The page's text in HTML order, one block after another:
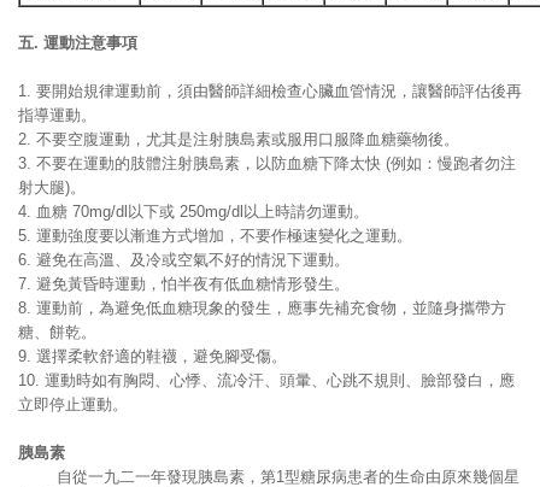
五. 運動注意事項
1. 要開始規律運動前，須由醫師詳細檢查心臟血管情況，讓醫師評估後再
指導運動。
2. 不要空腹運動，尤其是注射胰島素或服用口服降血糖藥物後。
3. 不要在運動的肢體注射胰島素，以防血糖下降太快 (例如：慢跑者勿注
射大腿)。
4. 血糖 70mg/dl以下或 250mg/dl以上時請勿運動。
5. 運動強度要以漸進方式增加，不要作極速變化之運動。
6. 避免在高溫、及冷或空氣不好的情況下運動。
7. 避免黃昏時運動，怕半夜有低血糖情形發生。
8. 運動前，為避免低血糖現象的發生，應事先補充食物，並隨身攜帶方
糖、餅乾。
9. 選擇柔軟舒適的鞋襪，避免腳受傷。
10. 運動時如有胸悶、心悸、流冷汗、頭暈、心跳不規則、臉部發白，應
立即停止運動。
胰島素
自從一九二一年發現胰島素，第1型糖尿病患者的生命由原來幾個星